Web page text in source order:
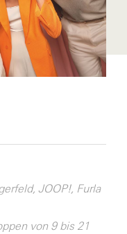
JOOP!, Furla
von 9 bis 21